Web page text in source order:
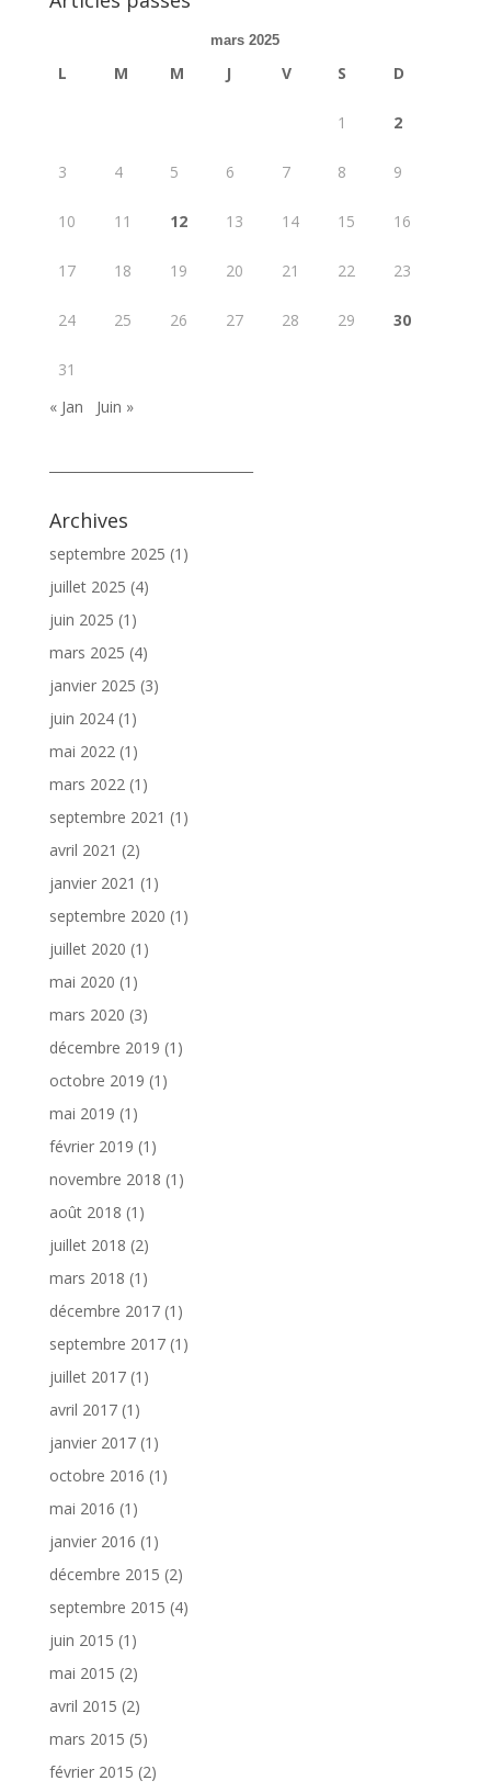
mars 2025
L M M J V S D
1 2
3 4 5 6 7 8 9
10 11 12 13 14 15 16
17 18 19 20 21 22 23
24 25 26 27 28 29 30
31
« Jan
Juin »
Archives
septembre 2025 (1)
juillet 2025 (4)
juin 2025 (1)
mars 2025 (4)
janvier 2025 (3)
juin 2024(1)
mai 2022 (1)
mars 2022 (1)
septembre 2021 (1)
avril 2021 (2)
janvier 2021 (1)
septembre 2020 (1)
juillet 2020 (1)
mai 2020 (1)
mars 2020 (3)
décembre 2019 (1)
octobre 2019 (1)
mai 2019 (1)
février 2019 (1)
novembre 2018 (1)
août 2018 (1)
juillet 2018 (2)
mars 2018 (1)
décembre 2017(1)
septembre 2017(1)
juillet 2017(1)
avril 2017(1)
janvier 2017(1)
octobre 2016 (1)
mai 2016 (1)
janvier 2016 (1)
décembre 2015 (2)
septembre 2015 (4)
juin 2015 (1)
mai 2015 (2)
avril 2015 (2)
mars 2015 (5)
février 2015 (2)